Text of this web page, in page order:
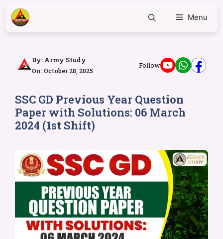
Menu
By: Army Study
On: October 28, 2025
Follow
SSC GD Previous Year Question
Paper with Solutions: 06 March
2024 (1st Shift)